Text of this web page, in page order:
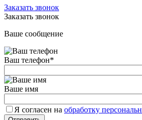
Заказать звонок
Заказать звонок
Ваше сообщение
Ваш телефон*
Ваше имя
Я согласен на обработку